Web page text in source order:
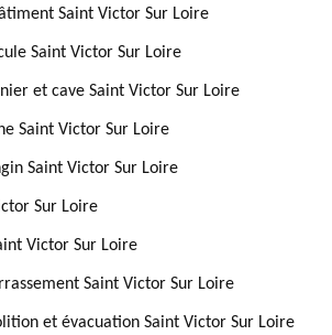
Saint Victor Sur Loire
Saint Victor Sur Loire
et cave Saint Victor Sur Loire
Saint Victor Sur Loire
Saint Victor Sur Loire
Sur Loire
Victor Sur Loire
Saint Victor Sur Loire
et évacuation Saint Victor Sur Loire